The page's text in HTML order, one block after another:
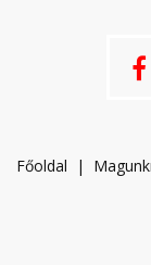
Főoldal |